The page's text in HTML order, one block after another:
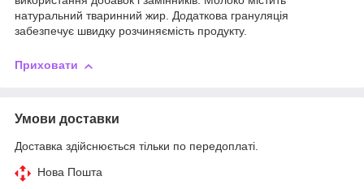
натуральний тваринний жир. Додаткова грануляція
забезпечує швидку розчиняємість продукту.
Приховати
Умови доставки
Доставка здійснюється тільки по передоплаті.
Нова Пошта